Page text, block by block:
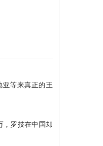
等来真正的王
，罗技在中国却